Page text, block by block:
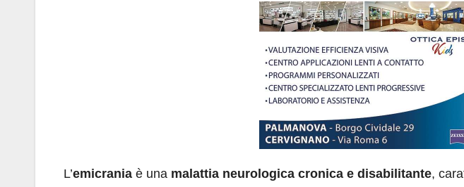
L’emicrania è una malattia neurologica cronica e disabilitante,